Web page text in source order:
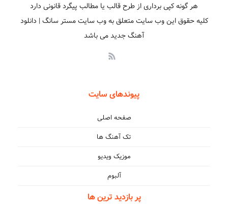
هر گونه کپی برداری از طرح قالب یا مطالب پیگرد قانونی دارد
کلیه حقوق این وب سایت متعلق به وب سایت مستر سانگ | دانلود
آهنگ جدید می باشد
پیوندهای سایت
صفحه اصلی
تک آهنگ ها
موزیک ویدیو
آلبوم
پر بازدید ترین ها